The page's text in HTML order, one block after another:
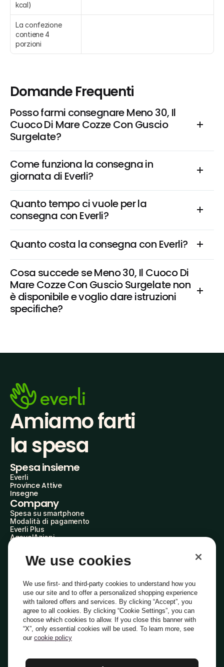
kcal)
La confezione
contiene 4
porzioni
Domande Frequenti
Posso farmi consegnare Meno 30, Il
Cuoco Di Mare Cozze Con Guscio
Surgelate?
Come funziona la consegna in
giornata di Everli?
Quanto tempo ci vuole per la
consegna con Everli?
Quanto costa la consegna con Everli?
Cosa succede se Meno 30, Il Cuoco Di
Mare Cozze Con Guscio Surgelate non
è disponibile e voglio dare istruzioni
specifiche?
Amiamo farti
la spesa
Spesa insieme
Everli
Province Attive
Insegne
Company
Spesa su smartphone
Modalità di pagamento
Everli Plus
AgevolAzioni
Everli Shoppers
Scopri chi siamo
Domande frequenti
Lavora con noi
Diventa Shopper
Investitori
PrivacyCookiePreferenze Cookie
Termini e Condizioni
Italiano
We use cookies
We use first- and third-party cookies to understand how you
use our site and to offer a personalized shopping experience
with tailored offers and services. By clicking “Accept”, you
agree to all cookies. By clicking “Cookie Settings”, you can
choose which cookies to allow. If you close this banner with
“X”, only essential cookies will be used. To learn more, see
our cookie policy